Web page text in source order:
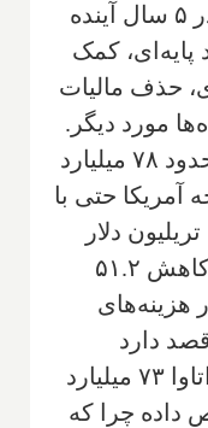
۱۴۱ میلیارد دلار هزینه جدید در ۵ سال آینده
پایه‌ای، کمک
حذف مالیات
مورد دیگر.
کسری سال مالی ۲۰۲۵–۲۶ حدود ۷۸ میلیارد
آمریکا حتی با
درآمدهای گمرکی ترامپ ۱.۳ تریلیون دلار
آمریکاست) که قرار است با کاهش ۵۱.۲
هزینه‌های
دارد
بوروکراسی را کوچک‌تر کند. اتاوا ۷۳ میلیارد
داده چرا که